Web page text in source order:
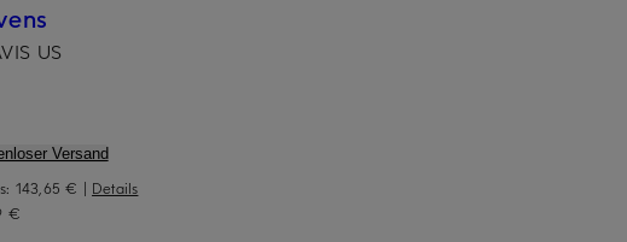
US
Versand
143,65 € | Details
€